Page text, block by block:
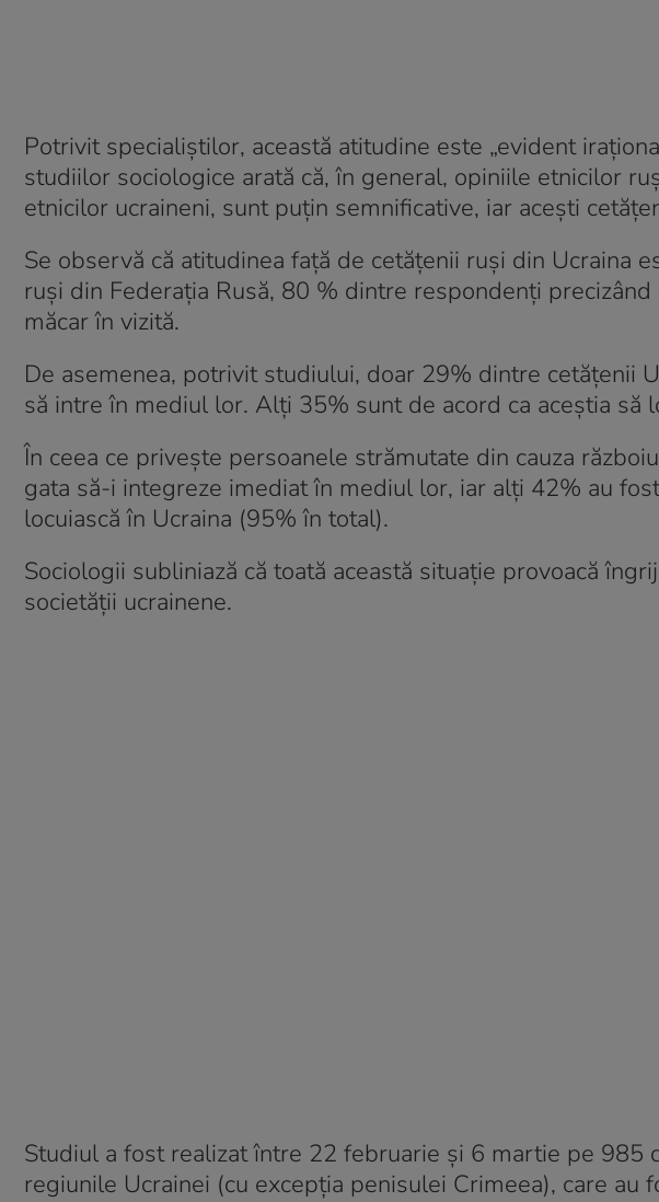
Potrivit specialiștilor, această atitudine este „evident
studiilor sociologice arată că, în general, opiniile etnicilor
etnicilor ucraineni, sunt puțin semnificative, iar acești
Se observă că atitudinea față de cetățenii ruși din Ucraina
ruși din Federația Rusă, 80 % dintre respondenți
măcar în vizită.
De asemenea, potrivit studiului, doar 29% dintre cetățenii
să intre în mediul lor. Alți 35% sunt de acord ca aceștia să
În ceea ce privește persoanele strămutate din cauza
gata să-i integreze imediat în mediul lor, iar alți 42% au
locuiască în Ucraina (95% în total).
Sociologii subliniază că toată această situație provoacă
societății ucrainene.
Studiul a fost realizat între 22 februarie și 6 martie pe 985
regiunile Ucrainei (cu excepția penisulei Crimeea), care au